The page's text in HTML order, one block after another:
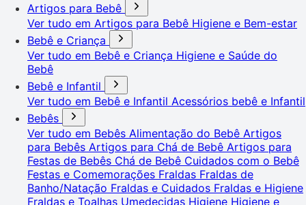
Artigos para Bebê
Ver tudo em Artigos para Bebê Higiene e Bem-estar
Bebê e Criança
Ver tudo em Bebê e Criança Higiene e Saúde do
Bebê
Bebê e Infantil
Ver tudo em Bebê e Infantil Acessórios bebê e Infantil
Bebês
Ver tudo em Bebês Alimentação do Bebê Artigos
para Bebês Artigos para Chá de Bebê Artigos para
Festas de Bebês Chá de Bebê Cuidados com o Bebê
Festas e Comemorações Fraldas Fraldas de
Banho/Natação Fraldas e Cuidados Fraldas e Higiene
Fraldas e Toalhas Umedecidas Higiene Higiene e